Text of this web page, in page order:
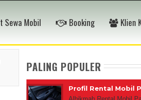
Sewa Mobil Booking Klien
PALING POPULER
Profil Rental Mobil